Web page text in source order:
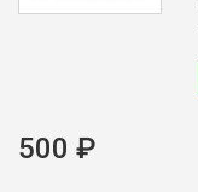
500 ₽